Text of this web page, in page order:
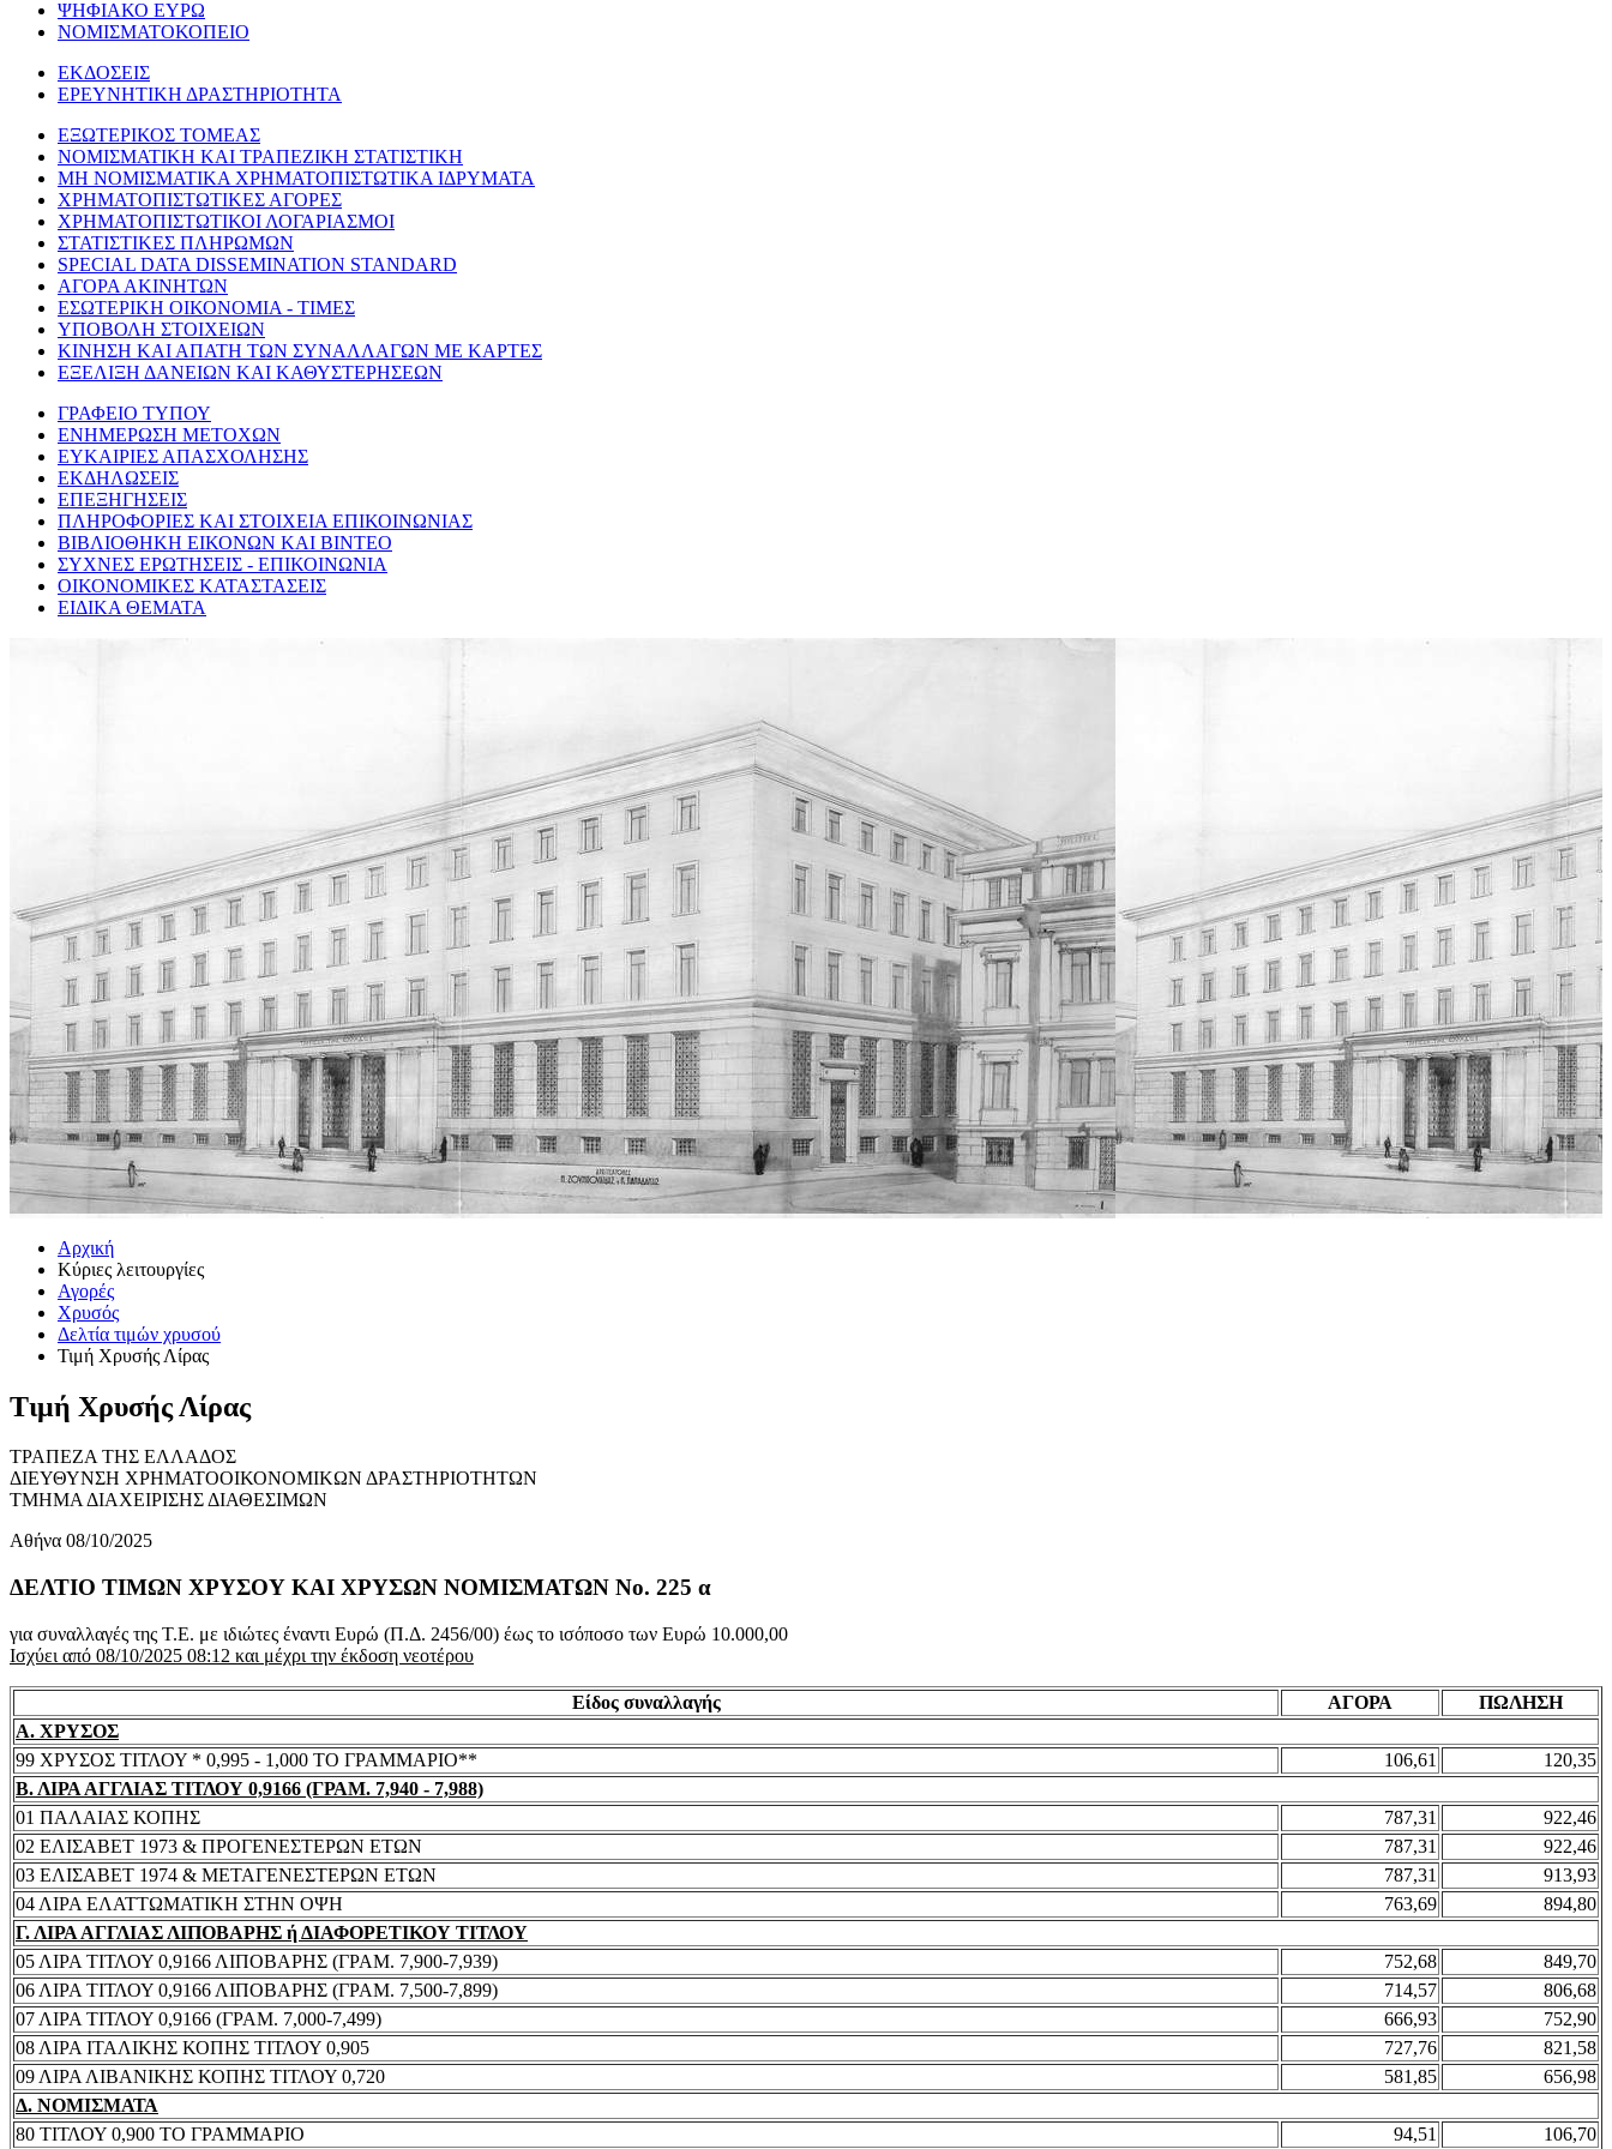
ΨΗΦΙΑΚΟ ΕΥΡΩ
ΝΟΜΙΣΜΑΤΟΚΟΠΕΙΟ
ΕΚΔΟΣΕΙΣ
ΕΡΕΥΝΗΤΙΚΗ ΔΡΑΣΤΗΡΙΟΤΗΤΑ
ΕΞΩΤΕΡΙΚΟΣ ΤΟΜΕΑΣ
ΝΟΜΙΣΜΑΤΙΚΗ ΚΑΙ ΤΡΑΠΕΖΙΚΗ ΣΤΑΤΙΣΤΙΚΗ
ΜΗ ΝΟΜΙΣΜΑΤΙΚΑ ΧΡΗΜΑΤΟΠΙΣΤΩΤΙΚΑ ΙΔΡΥΜΑΤΑ
ΧΡΗΜΑΤΟΠΙΣΤΩΤΙΚΕΣ ΑΓΟΡΕΣ
ΧΡΗΜΑΤΟΠΙΣΤΩΤΙΚΟΙ ΛΟΓΑΡΙΑΣΜΟΙ
ΣΤΑΤΙΣΤΙΚΕΣ ΠΛΗΡΩΜΩΝ
SPECIAL DATA DISSEMINATION STANDARD
ΑΓΟΡΑ ΑΚΙΝΗΤΩΝ
ΕΣΩΤΕΡΙΚΗ ΟΙΚΟΝΟΜΙΑ - ΤΙΜΕΣ
ΥΠΟΒΟΛΗ ΣΤΟΙΧΕΙΩΝ
ΚΙΝΗΣΗ ΚΑΙ ΑΠΑΤΗ ΤΩΝ ΣΥΝΑΛΛΑΓΩΝ ΜΕ ΚΑΡΤΕΣ
ΕΞΕΛΙΞΗ ΔΑΝΕΙΩΝ ΚΑΙ ΚΑΘΥΣΤΕΡΗΣΕΩΝ
ΓΡΑΦΕΙΟ ΤΥΠΟΥ
ΕΝΗΜΕΡΩΣΗ ΜΕΤΟΧΩΝ
ΕΥΚΑΙΡΙΕΣ ΑΠΑΣΧΟΛΗΣΗΣ
ΕΚΔΗΛΩΣΕΙΣ
ΕΠΕΞΗΓΗΣΕΙΣ
ΠΛΗΡΟΦΟΡΙΕΣ ΚΑΙ ΣΤΟΙΧΕΙΑ ΕΠΙΚΟΙΝΩΝΙΑΣ
ΒΙΒΛΙΟΘΗΚΗ ΕΙΚΟΝΩΝ ΚΑΙ ΒΙΝΤΕΟ
ΣΥΧΝΕΣ ΕΡΩΤΗΣΕΙΣ - ΕΠΙΚΟΙΝΩΝΙΑ
ΟΙΚΟΝΟΜΙΚΕΣ ΚΑΤΑΣΤΑΣΕΙΣ
ΕΙΔΙΚΑ ΘΕΜΑΤΑ
Αρχική
Κύριες λειτουργίες
Αγορές
Χρυσός
Δελτία τιμών χρυσού
Τιμή Χρυσής Λίρας
Τιμή Χρυσής Λίρας
ΤΡΑΠΕΖΑ ΤΗΣ ΕΛΛΑΔΟΣ
ΔΙΕΥΘΥΝΣΗ ΧΡΗΜΑΤΟΟΙΚΟΝΟΜΙΚΩΝ ΔΡΑΣΤΗΡΙΟΤΗΤΩΝ
ΤΜΗΜΑ ΔΙΑΧΕΙΡΙΣΗΣ ΔΙΑΘΕΣΙΜΩΝ
Αθήνα 08/10/2025
ΔΕΛΤΙΟ ΤΙΜΩΝ ΧΡΥΣΟΥ ΚΑΙ ΧΡΥΣΩΝ ΝΟΜΙΣΜΑΤΩΝ No. 225 α
για συναλλαγές της Τ.Ε. με ιδιώτες έναντι Ευρώ (Π.Δ. 2456/00) έως το ισόποσο των Ευρώ 10.000,00
Ισχύει από 08/10/2025 08:12 και μέχρι την έκδοση νεοτέρου
Είδος συναλλαγής ΑΓΟΡΑ
ΠΩΛΗΣΗ
Α. ΧΡΥΣΟΣ
99 ΧΡΥΣΟΣ ΤΙΤΛΟΥ * 0,995 - 1,000 ΤΟ ΓΡΑΜΜΑΡΙΟ**
106,61
120,35
Β. ΛΙΡΑ ΑΓΓΛΙΑΣ ΤΙΤΛΟΥ 0,9166 (ΓΡΑΜ. 7,940 - 7,988)
01 ΠΑΛΑΙΑΣ ΚΟΠΗΣ
787,31
922,46
02 ΕΛΙΣΑΒΕΤ 1973 & ΠΡΟΓΕΝΕΣΤΕΡΩΝ ΕΤΩΝ
787,31
922,46
03 ΕΛΙΣΑΒΕΤ 1974 & ΜΕΤΑΓΕΝΕΣΤΕΡΩΝ ΕΤΩΝ
787,31
913,93
04 ΛΙΡΑ ΕΛΑΤΤΩΜΑΤΙΚΗ ΣΤΗΝ ΟΨΗ
763,69
894,80
Γ. ΛΙΡΑ ΑΓΓΛΙΑΣ ΛΙΠΟΒΑΡΗΣ ή ΔΙΑΦΟΡΕΤΙΚΟΥ ΤΙΤΛΟΥ
05 ΛΙΡΑ ΤΙΤΛΟΥ 0,9166 ΛΙΠΟΒΑΡΗΣ (ΓΡΑΜ. 7,900-7,939)
752,68
849,70
06 ΛΙΡΑ ΤΙΤΛΟΥ 0,9166 ΛΙΠΟΒΑΡΗΣ (ΓΡΑΜ. 7,500-7,899)
714,57
806,68
07 ΛΙΡΑ ΤΙΤΛΟΥ 0,9166 (ΓΡΑΜ. 7,000-7,499)
666,93
752,90
08 ΛΙΡΑ ΙΤΑΛΙΚΗΣ ΚΟΠΗΣ ΤΙΤΛΟΥ 0,905
727,76
821,58
09 ΛΙΡΑ ΛΙΒΑΝΙΚΗΣ ΚΟΠΗΣ ΤΙΤΛΟΥ 0,720
581,85
656,98
Δ. ΝΟΜΙΣΜΑΤΑ
80 ΤΙΤΛΟΥ 0,900 ΤΟ ΓΡΑΜΜΑΡΙΟ
94,51 106,70